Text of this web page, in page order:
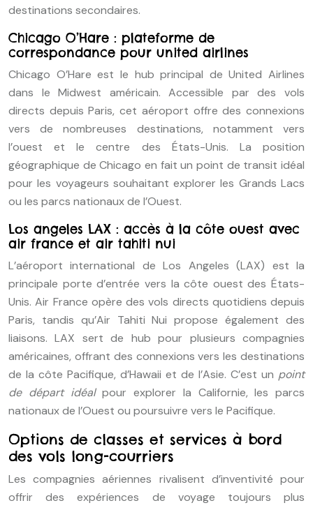
destinations secondaires.
Chicago O’Hare : plateforme de
correspondance pour united airlines
Chicago O’Hare est le hub principal de United Airlines
dans le Midwest américain. Accessible par des vols
directs depuis Paris, cet aéroport offre des connexions
vers de nombreuses destinations, notamment vers
l’ouest et le centre des États-Unis. La position
géographique de Chicago en fait un point de transit idéal
pour les voyageurs souhaitant explorer les Grands Lacs
ou les parcs nationaux de l’Ouest.
Los angeles LAX : accès à la côte ouest avec
air france et air tahiti nui
L’aéroport international de Los Angeles (LAX) est la
principale porte d’entrée vers la côte ouest des États-
Unis. Air France opère des vols directs quotidiens depuis
Paris, tandis qu’Air Tahiti Nui propose également des
liaisons. LAX sert de hub pour plusieurs compagnies
américaines, offrant des connexions vers les destinations
de la côte Pacifique, d’Hawaii et de l’Asie. C’est un point
de départ idéalpour explorer la Californie, les parcs
nationaux de l’Ouest ou poursuivre vers le Pacifique.
Options de classes et services à bord
des vols long-courriers
Les compagnies aériennes rivalisent d’inventivité pour
offrir des expériences de voyage toujours plus